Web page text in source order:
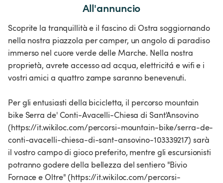
All'annuncio
Scoprite la tranquillità e il fascino di Ostra soggiornando
nella nostra piazzola per camper, un angolo di paradiso
immerso nel cuore verde delle Marche. Nella nostra
proprietà, avrete accesso ad acqua, elettricitá e wifi e i
vostri amici a quattro zampe saranno benevenuti.
Per gli entusiasti della bicicletta, il percorso mountain
bike Serra de' Conti-Avacelli-Chiesa di Sant'Ansovino
(https://it.wikiloc.com/percorsi-mountain-bike/serra-de-
conti-avacelli-chiesa-di-sant-ansovino-103339217) sarà
il vostro campo di gioco preferito, mentre gli escursionisti
potranno godere della bellezza del sentiero "Bivio
Fornace e Oltre" (https://it.wikiloc.com/percorsi-